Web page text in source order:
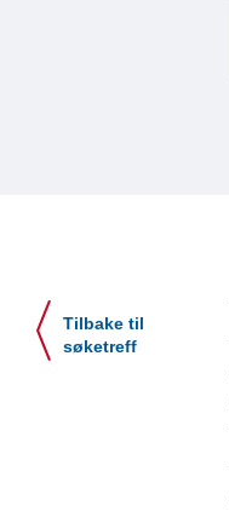
Tilbake til
søketreff